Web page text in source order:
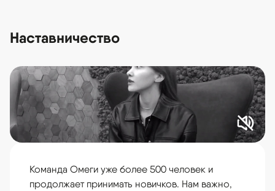
Наставничество
Команда Омеги уже более 500 человек и
продолжает принимать новичков. Нам важно,